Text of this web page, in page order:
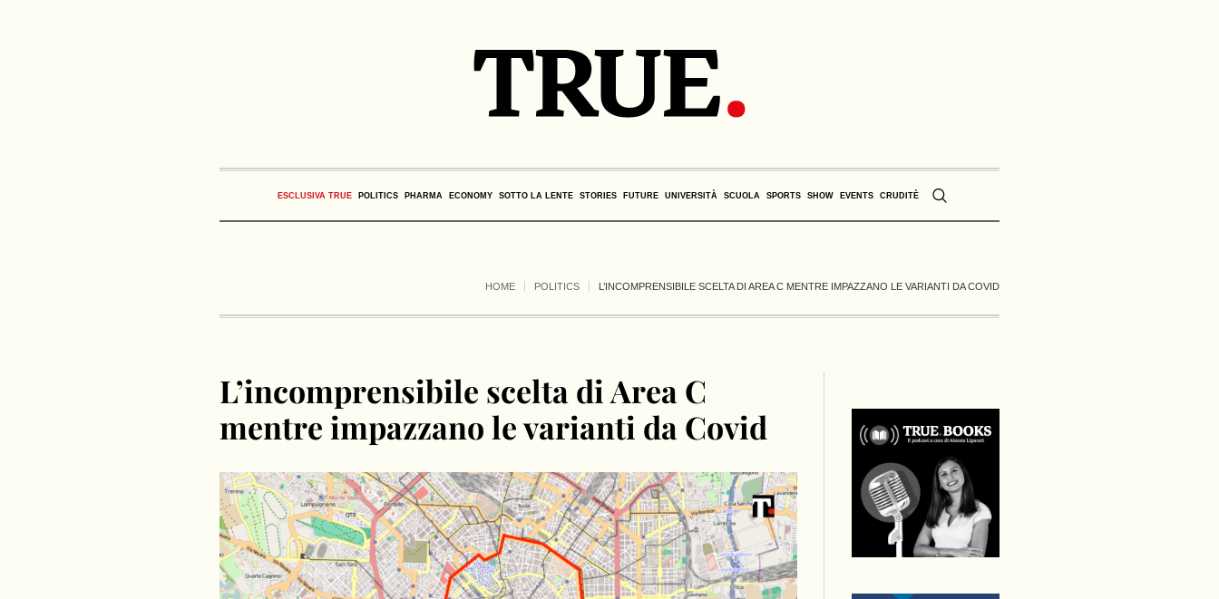
ESCLUSIVA TRUE POLITICS PHARMA ECONOMY SOTTO LA LENTE STORIES FUTURE UNIVERSITÀ SCUOLA SPORTS SHOW EVENTS CRUDITÈ
HOME POLITICS L’INCOMPRENSIBILE SCELTA DI AREA C MENTRE IMPAZZANO LE VARIANTI DA COVID
L’incomprensibile scelta di Area C
mentre impazzano le varianti da Covid